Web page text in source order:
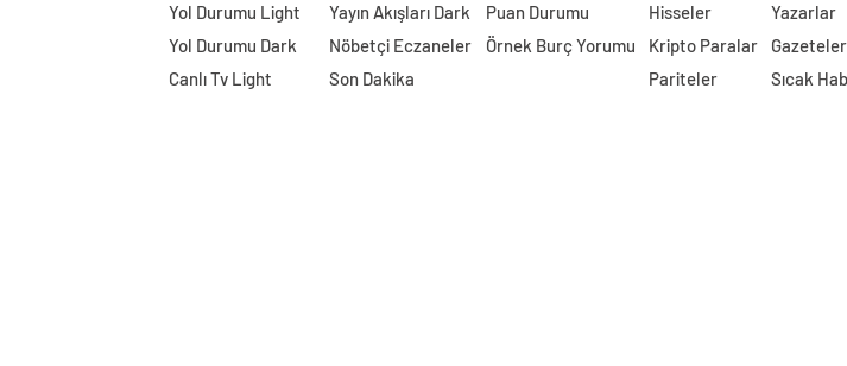
Yol Durumu Light
Yol Durumu Dark
Canlı Tv Light
Yayın Akışları Dark
Nöbetçi Eczaneler
Son Dakika
Puan Durumu
Örnek Burç Yorumu
Hisseler
Kripto Paralar
Pariteler
Yazarlar
Gazeteler
Sıcak